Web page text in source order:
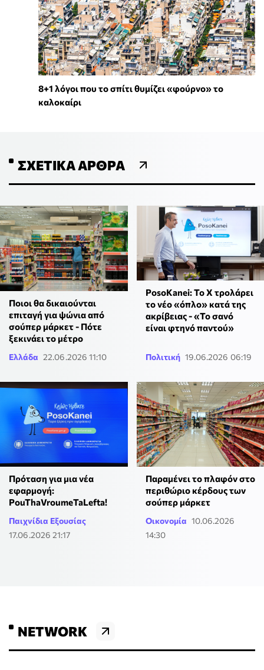
8+1 λόγοι που το σπίτι θυμίζει «φούρνο» το
καλοκαίρι
ΣΧΕΤΙΚΆ ΆΡΘΡΑ
Ποιοι θα δικαιούνται
επιταγή για ψώνια από
σούπερ μάρκετ - Πότε
ξεκινάει το μέτρο
Ελλάδα 22.06.2026 11:10
PosoKanei: Το Χ τρολάρει
το νέο «όπλο» κατά της
ακρίβειας - «Το σανό
είναι φτηνό παντού»
Πολιτική 19.06.2026 06:19
Πρόταση για μια νέα
εφαρμογή:
PouThaVroumeTaLefta!
Παιχνίδια Εξουσίας
17.06.2026 21:17
Παραμένει το πλαφόν στο
περιθώριο κέρδους των
σούπερ μάρκετ
Οικονομία 10.06.2026
14:30
NETWORK